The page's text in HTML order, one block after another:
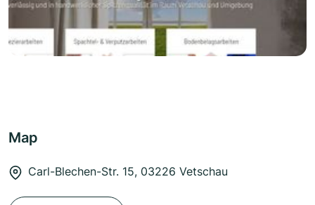
Map
Carl-Blechen-Str. 15, 03226 Vetschau